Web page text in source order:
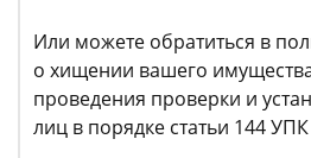
Или можете обратиться в
о хищении вашего
проведения проверки и
лиц в порядке статьи 144